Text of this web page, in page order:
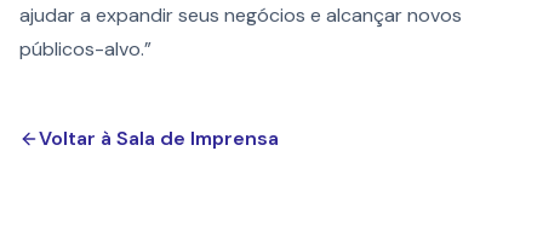
ajudar a expandir seus negócios e alcançar novos
públicos-alvo.”
Voltar à Sala de Imprensa